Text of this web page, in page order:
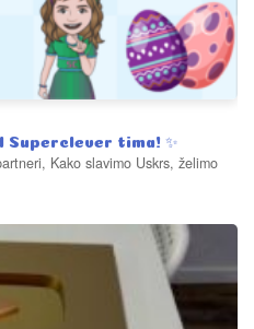
tima! ✨
Kako slavimo Uskrs, želimo